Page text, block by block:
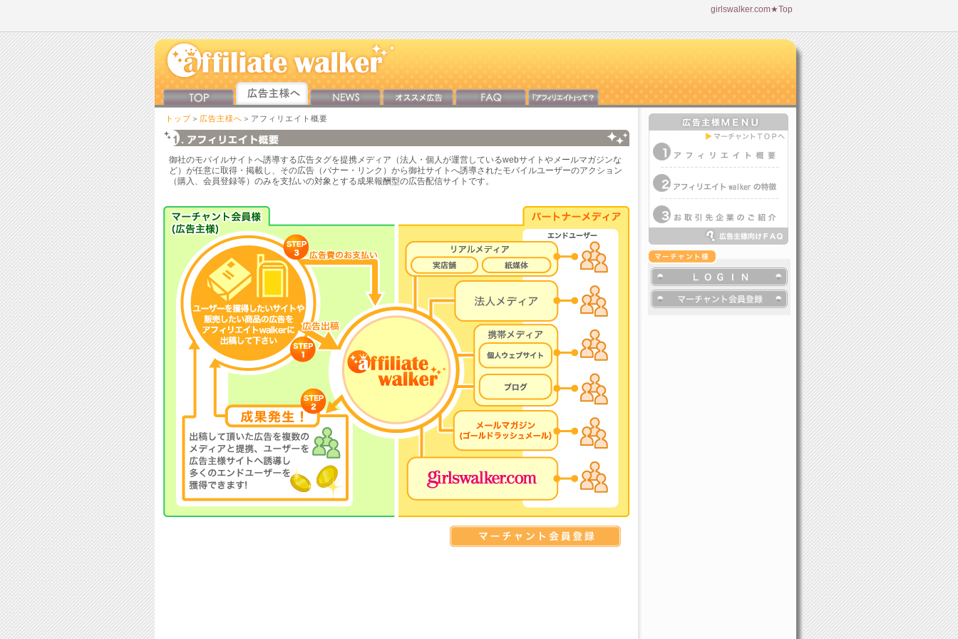
girlswalker.com★Top
トップ ＞ 広告主様へ ＞アフィリエイト概要
御社のモバイルサイトへ誘導する広告タグを提携メディア（法人・個人が運営しているwebサイトやメールマガジンな
ど）が任意に取得・掲載し、その広告（バナー・リンク）から御社サイトへ誘導されたモバイルユーザーのアクション
（購入、会員登録等）のみを支払いの対象とする成果報酬型の広告配信サイトです。